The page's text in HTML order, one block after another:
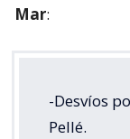
Mar:
-Desvíos
Pellé.